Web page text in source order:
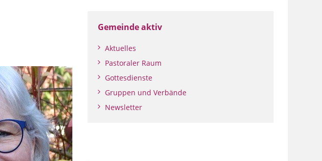
Gemeinde aktiv
Aktuelles
Pastoraler Raum
Gottesdienste
Gruppen und Verbände
Newsletter